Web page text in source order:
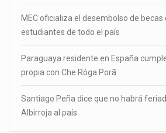
MEC oficializa el desembolso de
estudiantes de todo el país
Paraguaya residente en España
propia con Che Róga Porã
Santiago Peña dice que no habrá
Albirroja al país